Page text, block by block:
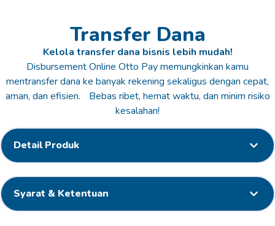
Transfer Dana
Kelola transfer dana bisnis lebih mudah!
Disbursement Online Otto Pay memungkinkan kamu
mentransfer dana ke banyak rekening sekaligus dengan cepat,
aman, dan efisien. Bebas ribet, hemat waktu, dan minim risiko
kesalahan!
Detail Produk
Syarat & Ketentuan